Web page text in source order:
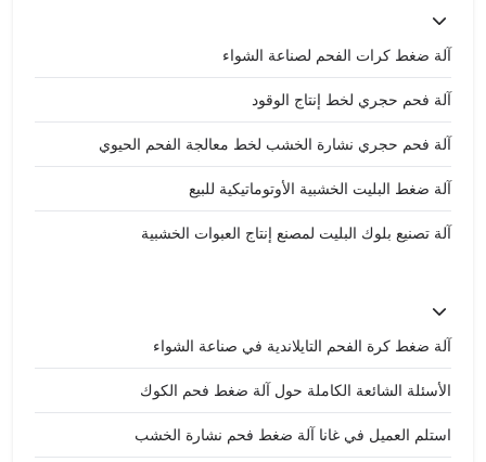
آلة ضغط كرات الفحم لصناعة الشواء
آلة فحم حجري لخط إنتاج الوقود
آلة فحم حجري نشارة الخشب لخط معالجة الفحم الحيوي
آلة ضغط البليت الخشبية الأوتوماتيكية للبيع
آلة تصنيع بلوك البليت لمصنع إنتاج العبوات الخشبية
آلة ضغط كرة الفحم التايلاندية في صناعة الشواء
الأسئلة الشائعة الكاملة حول آلة ضغط فحم الكوك
استلم العميل في غانا آلة ضغط فحم نشارة الخشب